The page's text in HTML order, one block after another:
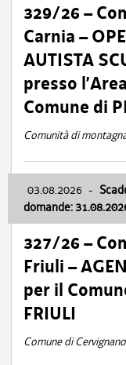
329/26 –
Carnia –
AUTISTA
presso
Comune di
Comunità di
03.08.2026 -
domande:
327/26 –
Friuli –
per il
FRIULI
Comune di